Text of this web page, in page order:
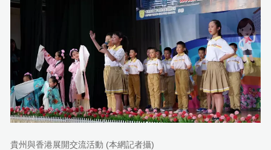
貴州與香港展開交流活動 (本網記者攝)